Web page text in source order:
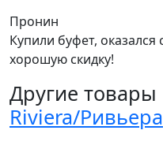
Пронин
Купили буфет,
хорошую скидку!
Другие товары
Riviera/Ривьера